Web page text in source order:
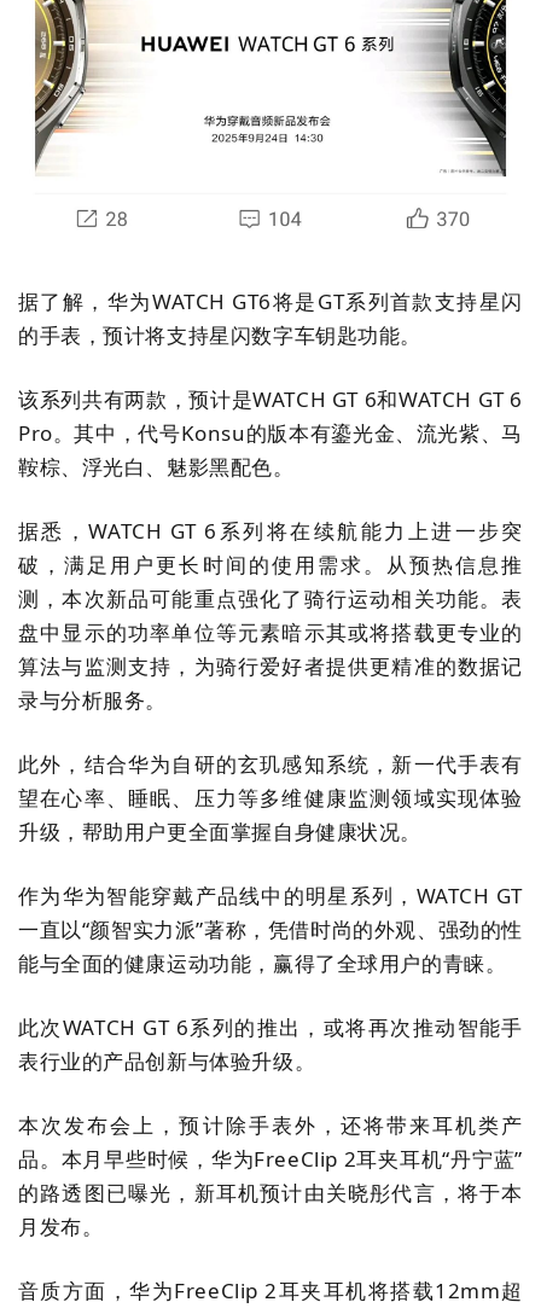
据了解，华为WATCH GT6将是GT系列首款支持星闪
的手表，预计将支持星闪数字车钥匙功能。
该系列共有两款，预计是WATCH GT 6和WATCH GT 6
Pro。其中，代号Konsu的版本有鎏光金、流光紫、马
鞍棕、浮光白、魅影黑配色。
据悉，WATCH GT 6 系列将在续航能力上进一步突
破，满足用户更长时间的使用需求。从预热信息推
测，本次新品可能重点强化了骑行运动相关功能。表
盘中显示的功率单位等元素暗示其或将搭载更专业的
算法与监测支持，为骑行爱好者提供更精准的数据记
录与分析服务。
此外，结合华为自研的玄玑感知系统，新一代手表有
望在心率、睡眠、压力等多维健康监测领域实现体验
升级，帮助用户更全面掌握自身健康状况。
作为华为智能穿戴产品线中的明星系列， WATCH GT
一直以“颜智实力派”著称，凭借时尚的外观、强劲的性
能与全面的健康运动功能，赢得了全球用户的青睐。
此次WATCH GT 6系列的推出，或将再次推动智能手
表行业的产品创新与体验升级。
本次发布会上，预计除手表外，还将带来耳机类产
品。本月早些时候，华为FreeClip 2耳夹耳机“丹宁蓝”
的路透图已曝光，新耳机预计由关晓彤代言，将于本
月发布。
音质方面，华为FreeClip 2耳夹耳机将搭载12mm超